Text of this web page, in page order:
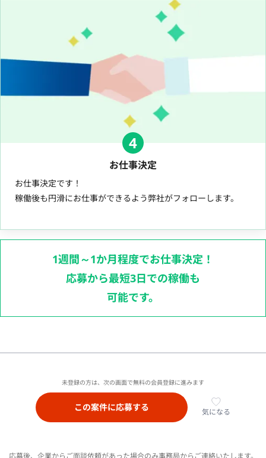
4
お仕事決定
お仕事決定です！
稼働後も円滑にお仕事ができるよう弊社がフォローします。
1週間～1か月程度でお仕事決定！
応募から最短3日での稼働も
可能です。
未登録の方は、次の画面で無料の会員登録に進みます
この案件に応募する 気になる
応募後、企業からご面談依頼があった場合のみ事務局からご連絡いたします。